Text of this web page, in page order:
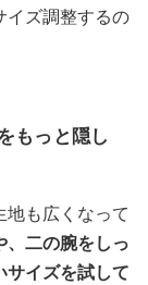
イズ調整するの
もっと隠し
も広くなって
、二の腕をしっ
サイズを試して